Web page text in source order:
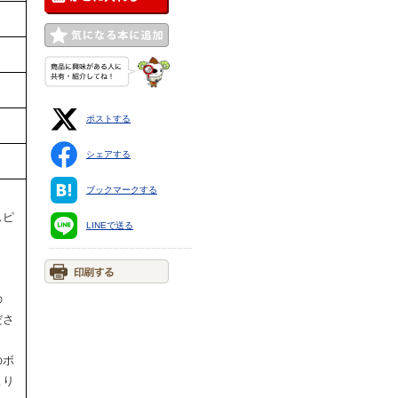
ピ
ポストする
シェアする
ブックマークする
LINEで送る